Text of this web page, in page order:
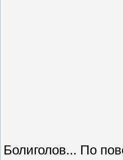
Болиголов... По